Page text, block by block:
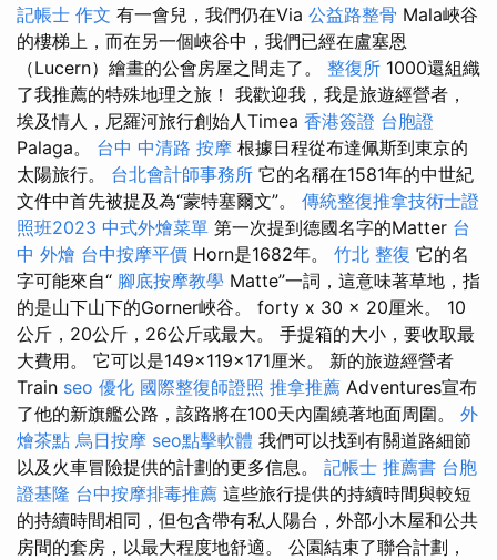
記帳士 作文 有一會兒，我們仍在Via 公益路整骨 Mala峽谷
的樓梯上，而在另一個峽谷中，我們已經在盧塞恩
（Lucern）繪畫的公會房屋之間走了。 整復所 1000還組織
了我推薦的特殊地理之旅！ 我歡迎我，我是旅遊經營者，
埃及情人，尼羅河旅行創始人Timea 香港簽證 台胞證
Palaga。 台中 中清路 按摩 根據日程從布達佩斯到東京的
太陽旅行。 台北會計師事務所 它的名稱在1581年的中世紀
文件中首先被提及為“蒙特塞爾文”。 傳統整復推拿技術士證
照班2023 中式外燴菜單 第一次提到德國名字的Matter 台
中 外燴 台中按摩平價 Horn是1682年。 竹北 整復 它的名
字可能來自“ 腳底按摩教學 Matte”一詞，這意味著草地，指
的是山下山下的Gorner峽谷。 forty x 30 x 20厘米。 10
公斤，20公斤，26公斤或最大。 手提箱的大小，要收取最
大費用。 它可以是149×119×171厘米。 新的旅遊經營者
Train seo 優化 國際整復師證照 推拿推薦 Adventures宣布
了他的新旗艦公路，該路將在100天內圍繞著地面周圍。 外
燴茶點 烏日按摩 seo點擊軟體 我們可以找到有關道路細節
以及火車冒險提供的計劃的更多信息。 記帳士 推薦書 台胞
證基隆 台中按摩排毒推薦 這些旅行提供的持續時間與較短
的持續時間相同，但包含帶有私人陽台，外部小木屋和公共
房間的套房，以最大程度地舒適。 公園結束了聯合計劃，